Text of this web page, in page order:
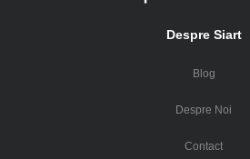
Despre Siart
Blog
Despre Noi
Contact